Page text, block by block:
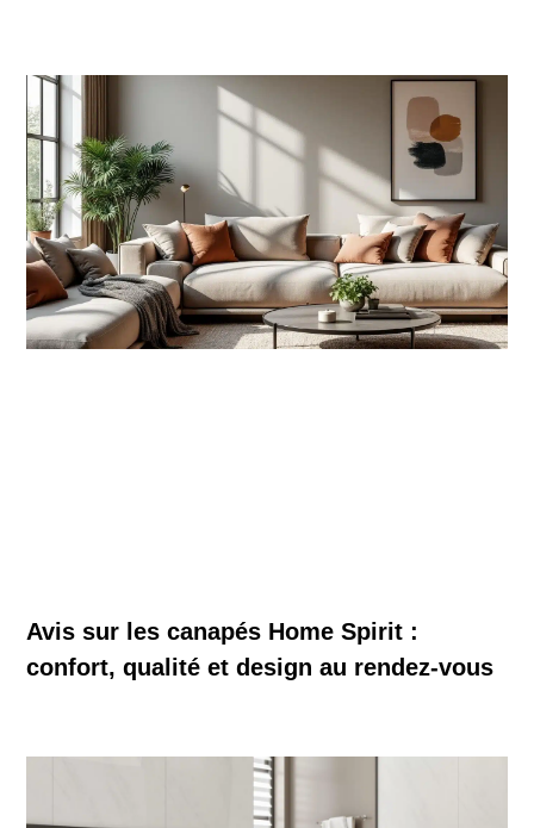
Avis sur les canapés Home Spirit :
confort, qualité et design au rendez-vous